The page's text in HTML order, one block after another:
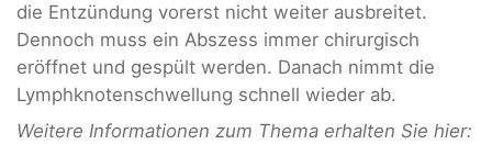
die Entzündung vorerst nicht weiter ausbreitet.
Dennoch muss ein Abszess immer chirurgisch
eröffnet und gespült werden. Danach nimmt die
Lymphknotenschwellung schnell wieder ab.
Weitere Informationen zum Thema erhalten Sie hier: